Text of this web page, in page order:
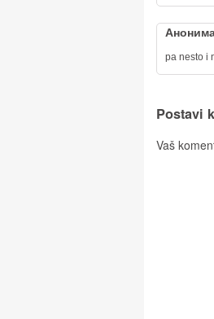
pa nesto i
Postavi
Vaš